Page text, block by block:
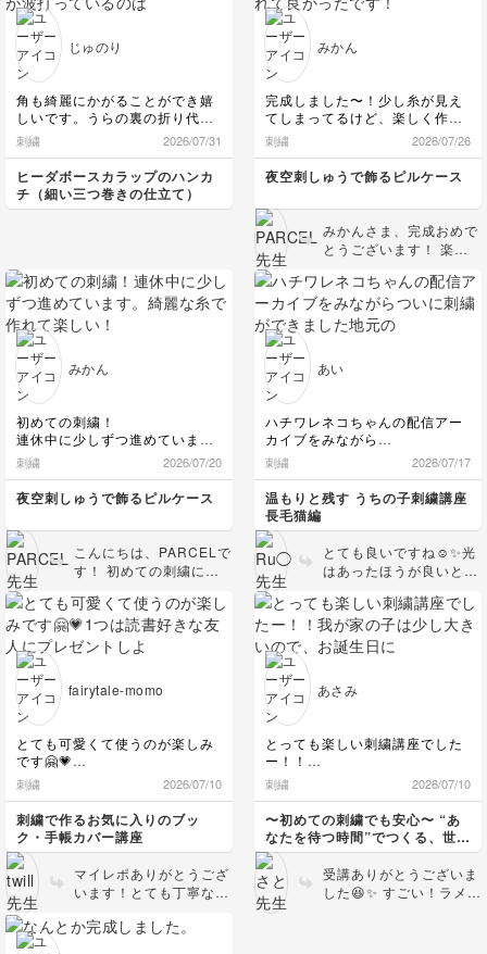
じゅのり
角も綺麗にかがることができ嬉
しいです。うらの裏の折り代が
波打っているのは つらないよ
う もっと糸こきをした方が良
かったのでしょうか？
刺繍 2026/07/31
ヒーダボースカラップのハンカ
チ（細い三つ巻きの仕立て）
みかん
完成しました〜！少し糸が見え
てしまってるけど、楽しく作れ
て良かったです！
途中で先生に質問して丁寧に答
えてくださったので失敗もリカ
バリーできました！ありがとう
使うのが楽しみです！
刺繍 2026/07/26
夜空刺しゅうで飾るピルケース
みかんさま、完成おめで
とうございます！ 楽し
て、疑問を真摯に教えて
くださって、それをふま
えてしっかり作り上げて
糸処理もしていただき、
だけたらとっても嬉しく
思います！ もし材料が
ちょっと余ってました
ら、何か他の小物に縫い
付けてみるなどたくさん
楽しんでくださいね。
を堪能していただけます
ように…！
みかん
初めての刺繍！
連休中に少しずつ進めていま
す。
綺麗な糸で作れて楽しい！
刺繍 2026/07/20
夜空刺しゅうで飾るピルケース
こんにちは、PARCELで
す！ 初めての刺繍にこ
だきとっても光栄です。
三日月のラメ糸刺繍、き
れいにさしてくださっ
も、キラキラを思う存分
ださい！
あい
ハチワレネコちゃんの配信アー
カイブをみながら
ついに刺繍ができました
地元の公園にいた食いしん坊の
ママです
(誰のママかはわかりませんが
そう呼ばれてます😸)
外ネコちゃんなのでワイルドな
感じになるように
そしてちょっと汚れた感じを意
識しました
ネコの黒目が細くなっていると
きも
光の点は黒目に入れるのでいい
でしょうか？
狭かったので光の点も小さくな
りました
刺繍 2026/07/17
温もりと残す うちの子刺繍講座
長毛猫編
とても良いですね☺️✨光
はあったほうが良いと思
も自然ですし、目の光も
この感じで小さめに入れ
ていただいてばっちりで
fairytale-momo
とても可愛くて使うのが楽しみ
です🤗💗
1つは読書好きな友人にプレゼ
ントしようと思います🎁
刺繍 2026/07/10
刺繍で作るお気に入りのブッ
ク・手帳カバー講座
マイレポありがとうござ
います！とても丁寧な仕
わいすぎますね！2つも
あさみ
とっても楽しい刺繍講座でした
ー！！
我が家の子は少し大きいので、
お誕生日にプレゼントするつも
りです！
これから、家族との記念撮影な
どにも
この素敵な作品を添えていきた
いと思います🙇✨
先生、要所要所で大事なコツや
刺し方などのご指導ありがとう
刺繍 2026/07/10
〜初めての刺繍でも安心〜 “あ
なたを待つ時間”でつくる、世界
でひとつの命名書講座
受講ありがとうございま
した😆✨ すごい！ラメ枠